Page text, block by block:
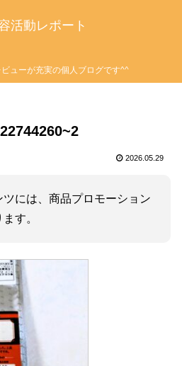
活動レポート
ューが充実の個人ブログです^^
2026.05.29
には、商品プロモーション
す。